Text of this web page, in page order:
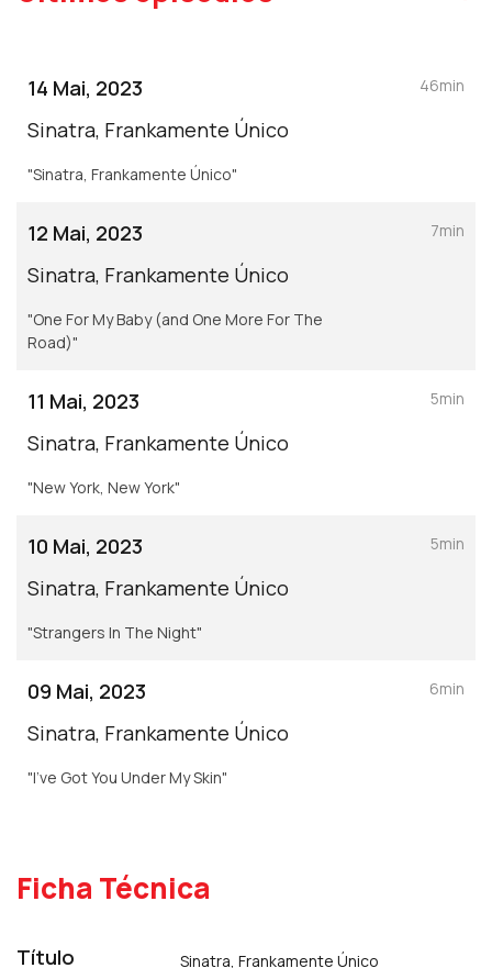
14 Mai, 2023
Sinatra, Frankamente Único
"Sinatra, Frankamente Único"
46min
12 Mai, 2023
Sinatra, Frankamente Único
"One For My Baby (and One More For The
Road)"
7min
11 Mai, 2023
Sinatra, Frankamente Único
"New York, New York"
5min
10 Mai, 2023
Sinatra, Frankamente Único
"Strangers In The Night"
5min
09 Mai, 2023
Sinatra, Frankamente Único
"I've Got You Under My Skin"
6min
Ficha Técnica
Título Sinatra, Frankamente Único